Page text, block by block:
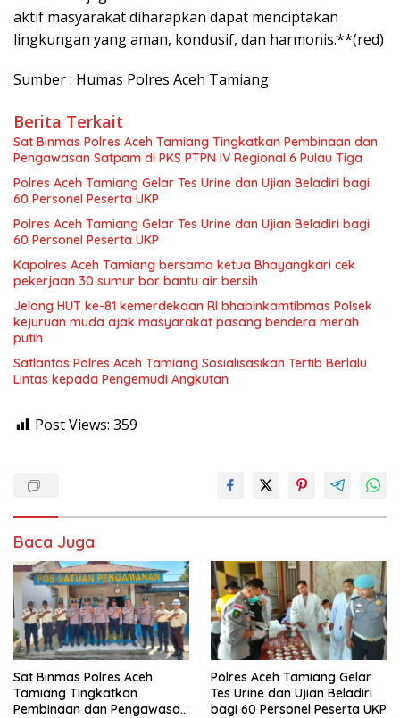
aktif masyarakat diharapkan dapat menciptakan
lingkungan yang aman, kondusif, dan harmonis.**(red)
Sumber : Humas Polres Aceh Tamiang
Berita Terkait
Sat Binmas Polres Aceh Tamiang Tingkatkan Pembinaan dan
Pengawasan Satpam di PKS PTPN IV Regional 6 Pulau Tiga
Polres Aceh Tamiang Gelar Tes Urine dan Ujian Beladiri bagi
60 Personel Peserta UKP
Polres Aceh Tamiang Gelar Tes Urine dan Ujian Beladiri bagi
60 Personel Peserta UKP
Kapolres Aceh Tamiang bersama ketua Bhayangkari cek
pekerjaan 30 sumur bor bantu air bersih
Jelang HUT ke-81 kemerdekaan RI bhabinkamtibmas Polsek
kejuruan muda ajak masyarakat pasang bendera merah
putih
Satlantas Polres Aceh Tamiang Sosialisasikan Tertib Berlalu
Lintas kepada Pengemudi Angkutan
Post Views: 359
Baca Juga
Sat Binmas Polres Aceh
Tamiang Tingkatkan
Pembinaan dan Pengawasan
Polres Aceh Tamiang Gelar
Tes Urine dan Ujian Beladiri
bagi 60 Personel Peserta UKP